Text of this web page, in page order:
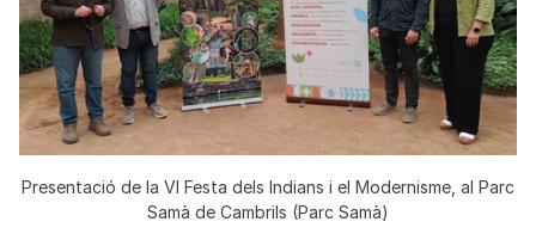
Presentació de la VI Festa dels Indians i el Modernisme, al Parc
Samà de Cambrils (Parc Samà)